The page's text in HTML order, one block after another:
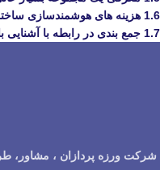
1.6 هزینه‌ های هوشمندسازی
1.7 جمع‌ بندی در رابطه با
شرکت ورزه پردازان ، مشاور،